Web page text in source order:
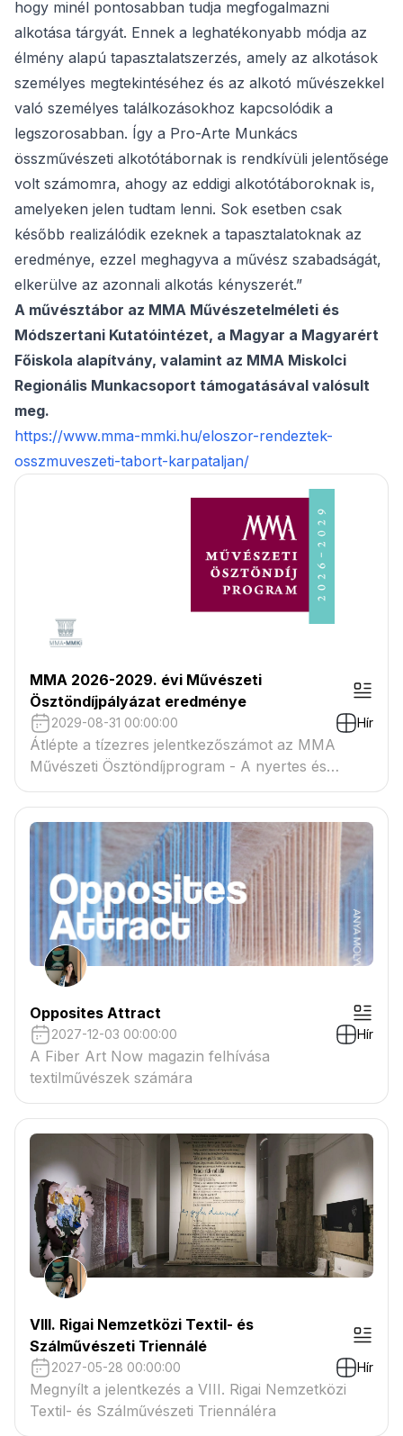
hogy minél pontosabban tudja megfogalmazni
alkotása tárgyát. Ennek a leghatékonyabb módja az
élmény alapú tapasztalatszerzés, amely az alkotások
személyes megtekintéséhez és az alkotó művészekkel
való személyes találkozásokhoz kapcsolódik a
legszorosabban. Így a Pro-Arte Munkács
összművészeti alkotótábornak is rendkívüli jelentősége
volt számomra, ahogy az eddigi alkotótáboroknak is,
amelyeken jelen tudtam lenni. Sok esetben csak
később realizálódik ezeknek a tapasztalatoknak az
eredménye, ezzel meghagyva a művész szabadságát,
elkerülve az azonnali alkotás kényszerét.”
A művésztábor az MMA Művészetelméleti és
Módszertani Kutatóintézet, a Magyar a Magyarért
Főiskola alapítvány, valamint az MMA Miskolci
Regionális Munkacsoport támogatásával valósult
meg.
https://www.mma-mmki.hu/eloszor-rendeztek-
osszmuveszeti-tabort-karpataljan/
MMA 2026-2029. évi Művészeti
Ösztöndíjpályázat eredménye
2029-08-31 00:00:00 Hír
Átlépte a tízezres jelentkezőszámot az MMA
Művészeti Ösztöndíjprogram - A nyertes és
tartaléklistás pályázók névsora megtekinthető a
csatolmányban
Opposites Attract
2027-12-03 00:00:00 Hír
A Fiber Art Now magazin felhívása
textilművészek számára
VIII. Rigai Nemzetközi Textil- és
Szálművészeti Triennálé
2027-05-28 00:00:00 Hír
Megnyílt a jelentkezés a VIII. Rigai Nemzetközi
Textil- és Szálművészeti Triennáléra